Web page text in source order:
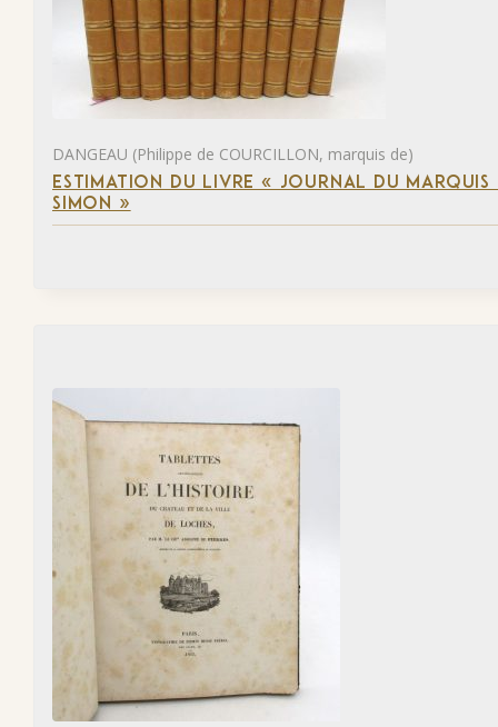
DANGEAU (Philippe de COURCILLON, marquis de)
ESTIMATION DU LIVRE « JOURNAL DU
SIMON »